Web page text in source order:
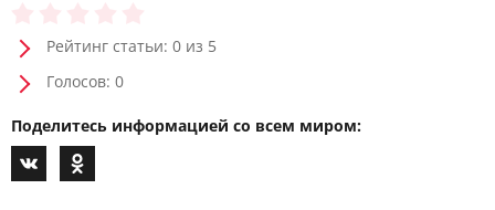
Рейтинг статьи: 0 из 5
Голосов: 0
Поделитесь информацией со всем миром: